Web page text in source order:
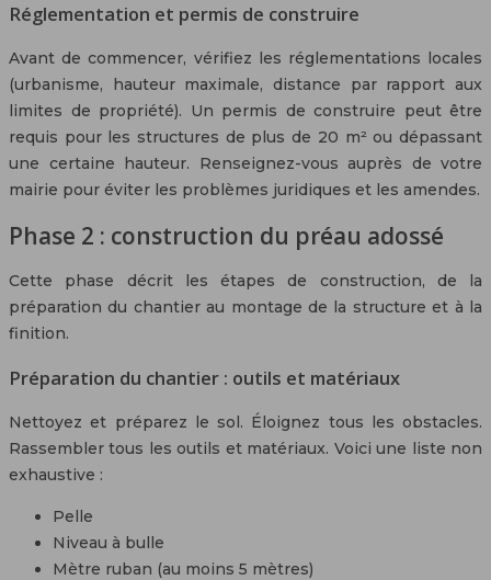
Réglementation et permis de construire
Avant de commencer, vérifiez les réglementations locales
(urbanisme, hauteur maximale, distance par rapport aux
limites de propriété). Un permis de construire peut être
requis pour les structures de plus de 20 m² ou dépassant
une certaine hauteur. Renseignez-vous auprès de votre
mairie pour éviter les problèmes juridiques et les amendes.
Phase 2 : construction du préau adossé
Cette phase décrit les étapes de construction, de la
préparation du chantier au montage de la structure et à la
finition.
Préparation du chantier : outils et matériaux
Nettoyez et préparez le sol. Éloignez tous les obstacles.
Rassembler tous les outils et matériaux. Voici une liste non
exhaustive :
Pelle
Niveau à bulle
Mètre ruban (au moins 5 mètres)